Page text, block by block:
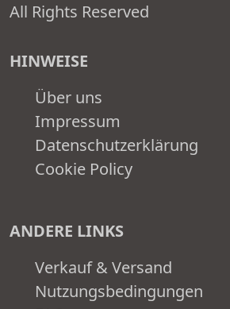
All Rights Reserved
HINWEISE
Über uns
Impressum
Datenschutzerklärung
Cookie Policy
ANDERE LINKS
Verkauf & Versand
Nutzungsbedingungen